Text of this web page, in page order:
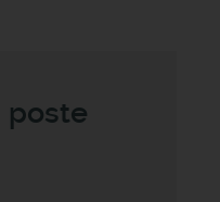
poste